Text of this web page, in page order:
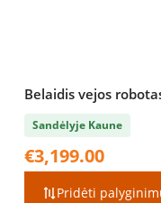
Belaidis vejos
Sandėlyje Kaune
€3,199.00
Pridėti